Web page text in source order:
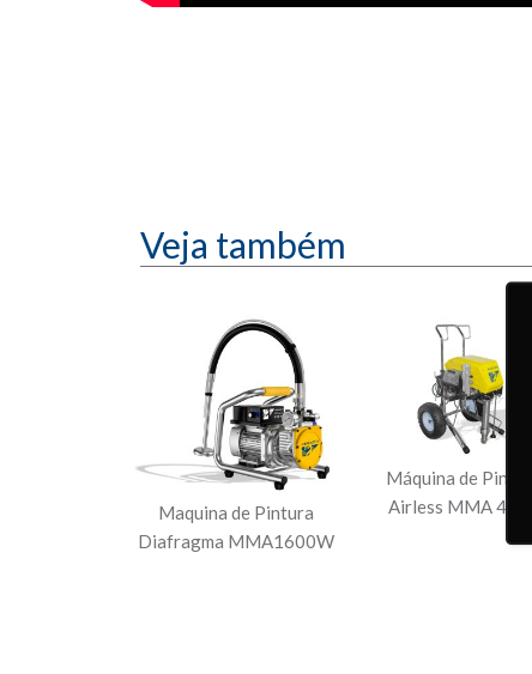
Veja também
Maquina de Pintura
Diafragma MMA1600W
Máquina de Pintura
Airless MMA 4500